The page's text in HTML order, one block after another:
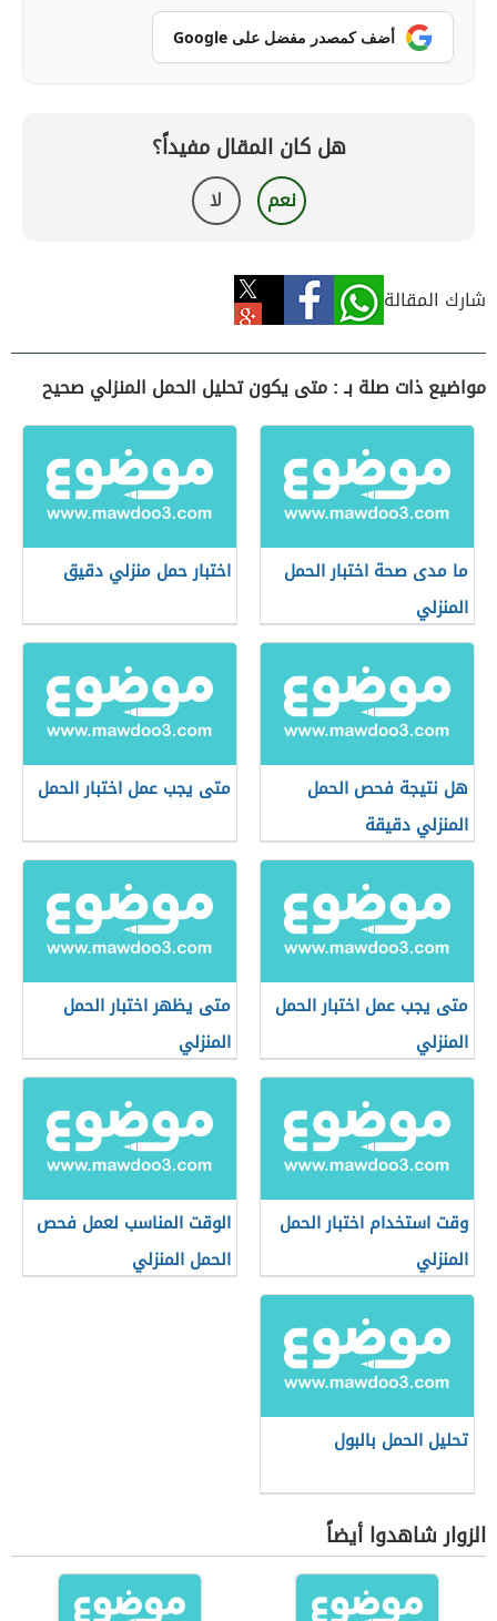
أضف كمصدر مفضل على Google
هل كان المقال مفيداً؟
نعم لا
شارك المقالة
مواضيع ذات صلة بـ : متى يكون تحليل الحمل المنزلي صحيح
ما مدى صحة اختبار الحمل
المنزلي
اختبار حمل منزلي دقيق
هل نتيجة فحص الحمل
المنزلي دقيقة
متى يجب عمل اختبار الحمل
متى يجب عمل اختبار الحمل
المنزلي
متى يظهر اختبار الحمل
المنزلي
وقت استخدام اختبار الحمل
المنزلي
الوقت المناسب لعمل فحص
الحمل المنزلي
تحليل الحمل بالبول
الزوار شاهدوا أيضاً